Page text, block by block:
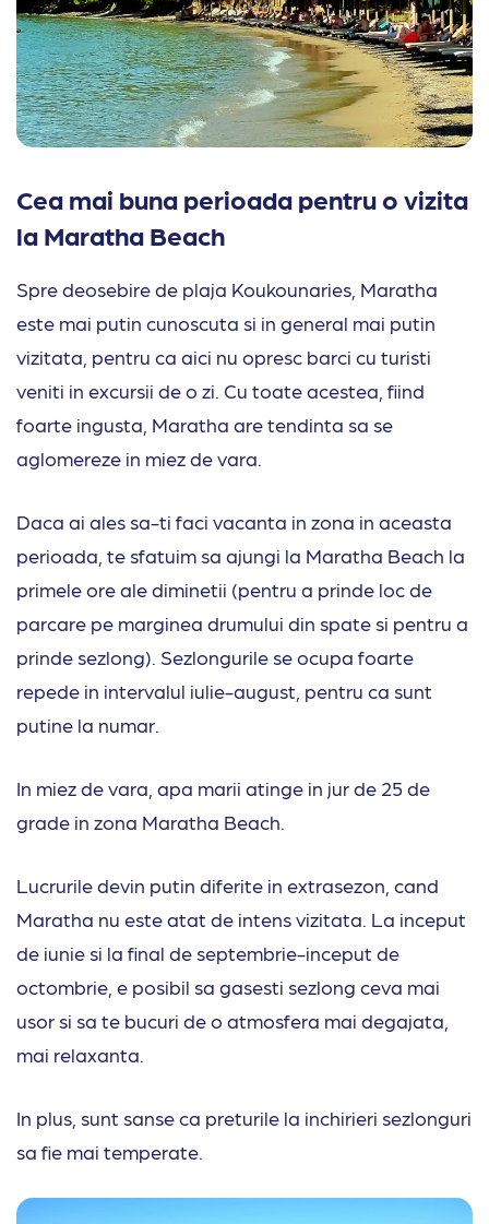
Cea mai buna perioada pentru o vizita
la Maratha Beach
Spre deosebire de plaja Koukounaries, Maratha
este mai putin cunoscuta si in general mai putin
vizitata, pentru ca aici nu opresc barci cu turisti
veniti in excursii de o zi. Cu toate acestea, fiind
foarte ingusta, Maratha are tendinta sa se
aglomereze in miez de vara.
Daca ai ales sa-ti faci vacanta in zona in aceasta
perioada, te sfatuim sa ajungi la Maratha Beach la
primele ore ale diminetii (pentru a prinde loc de
parcare pe marginea drumului din spate si pentru a
prinde sezlong). Sezlongurile se ocupa foarte
repede in intervalul iulie-august, pentru ca sunt
putine la numar.
In miez de vara, apa marii atinge in jur de 25 de
grade in zona Maratha Beach.
Lucrurile devin putin diferite in extrasezon, cand
Maratha nu este atat de intens vizitata. La inceput
de iunie si la final de septembrie-inceput de
octombrie, e posibil sa gasesti sezlong ceva mai
usor si sa te bucuri de o atmosfera mai degajata,
mai relaxanta.
In plus, sunt sanse ca preturile la inchirieri sezlonguri
sa fie mai temperate.